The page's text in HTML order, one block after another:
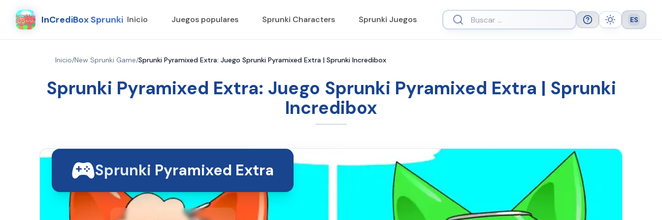
InCrediBox Sprunki Inicio Juegos populares Sprunki Characters Sprunki Juegos Help Theme Language
ES
Inicio/New Sprunki Game/Sprunki Pyramixed Extra: Juego Sprunki Pyramixed Extra | Sprunki Incredibox
Sprunki Pyramixed Extra: Juego Sprunki Pyramixed Extra | Sprunki
Incredibox
Sprunki Pyramixed Extra